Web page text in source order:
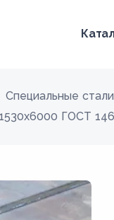
Специальные
ГОСТ